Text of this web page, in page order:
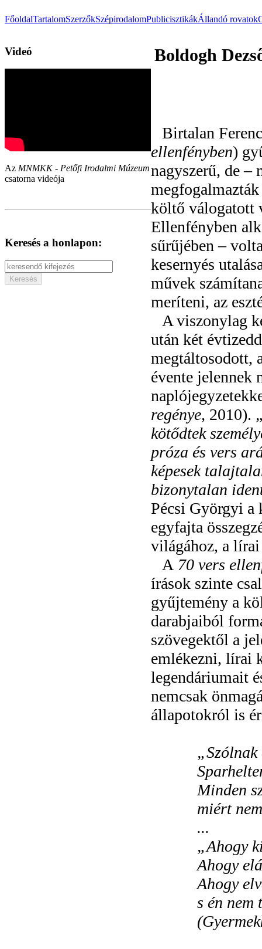
FőoldalTartalomSzerzőkSzépirodalomPublicisztikákÁllandó rovatok
Videó
Az MNMKK - Petőfi Irodalmi Múzeum
csatorna videója
Keresés a honlapon:
Boldogh
Birtalan
ellenfényben)
nagyszerű, de
költő válogatott
Ellenfényben
sűrűjében –
kesernyés
művek
meríteni, az
A viszonylag
után két
megtáltosodott,
évente jelennek
regénye, 2010).
kötődtek
próza és vers
képesek
bizonytalan
Pécsi Györgyi
egyfajta
világához, a
A 70 vers
írások szinte
gyűjtemény a
darabjaiból
szövegektől a
emlékezni, lírai
legendáriumait
nemcsak
állapotokról is
„
Minden
miért
...
„Ahogy
Ahogy
Ahogy
s én nem